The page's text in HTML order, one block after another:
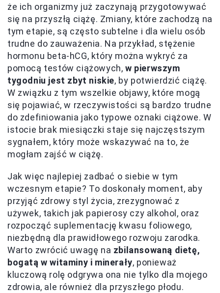
że ich organizmy już zaczynają przygotowywać
się na przyszłą ciążę. Zmiany, które zachodzą na
tym etapie, są często subtelne i dla wielu osób
trudne do zauważenia. Na przykład, stężenie
hormonu beta-hCG, który można wykryć za
pomocą testów ciążowych,w pierwszym
tygodniu jest zbyt niskie, by potwierdzić ciążę.
W związku z tym wszelkie objawy, które mogą
się pojawiać, w rzeczywistości są bardzo trudne
do zdefiniowania jako typowe oznaki ciążowe. W
istocie brak miesiączki staje się najczęstszym
sygnałem, który może wskazywać na to, że
mogłam zajść w ciążę.
Jak więc najlepiej zadbać o siebie w tym
wczesnym etapie? To doskonały moment, aby
przyjąć zdrowy styl życia, zrezygnować z
używek, takich jak papierosy czy alkohol, oraz
rozpocząć suplementację kwasu foliowego,
niezbędną dla prawidłowego rozwoju zarodka.
Warto zwrócić uwagę na zbilansowaną dietę,
bogatą w witaminy i minerały, ponieważ
kluczową rolę odgrywa ona nie tylko dla mojego
zdrowia, ale również dla przyszłego płodu.